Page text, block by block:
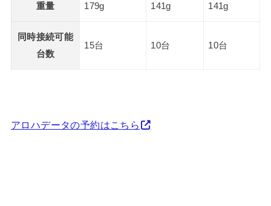
重量 179g 141g 141g
同時接続可能
台数
15台 10台 10台
アロハデータの予約はこちら